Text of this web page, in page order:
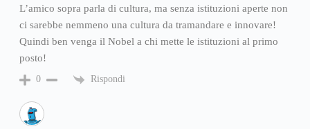
L’amico sopra parla di cultura, ma senza istituzioni aperte non
ci sarebbe nemmeno una cultura da tramandare e innovare!
Quindi ben venga il Nobel a chi mette le istituzioni al primo
posto!
0 Rispondi